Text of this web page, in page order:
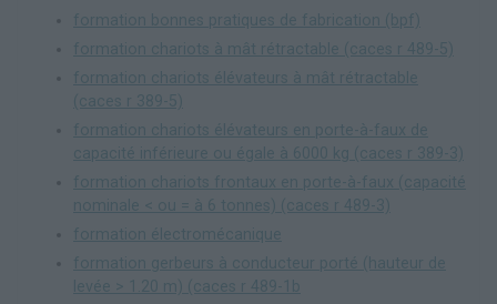
formation bonnes pratiques de fabrication (bpf)
formation chariots à mât rétractable (caces r 489-5)
formation chariots élévateurs à mât rétractable
(caces r 389-5)
formation chariots élévateurs en porte-à-faux de
capacité inférieure ou égale à 6000 kg (caces r 389-3)
formation chariots frontaux en porte-à-faux (capacité
nominale < ou = à 6 tonnes) (caces r 489-3)
formation électromécanique
formation gerbeurs à conducteur porté (hauteur de
levée > 1.20 m) (caces r 489-1b